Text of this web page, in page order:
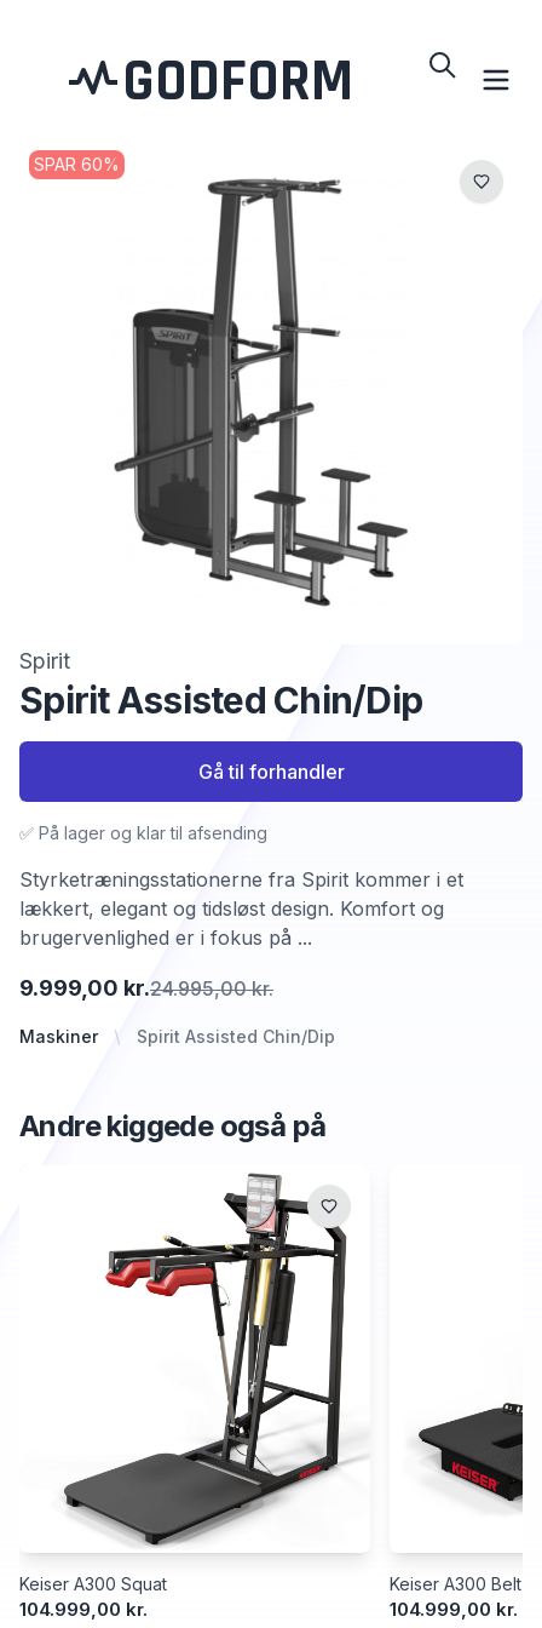
GODFORM
Spirit
Spirit Assisted Chin/Dip
Maskiner Spirit Assisted Chin/Dip
9.999,00 kr.24.995,00 kr.
Styrketræningsstationerne fra Spirit kommer i et
lækkert, elegant og tidsløst design. Komfort og
brugervenlighed er i fokus på ...
✅ På lager og klar til afsending
Gå til forhandler
SPAR 60%
Andre kiggede også på
Keiser A300 Squat
104.999,00 kr.
Keiser A300 Belt
104.999,00 kr.